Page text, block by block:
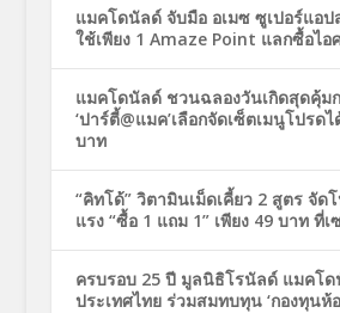
แมคโดนัลด์ จับมือ อเมซ ซูเปอร์แอ
ใช้เพียง 1 Amaze Point แลกซื้อไอ
แมคโดนัลด์ ชวนฉลองวันเกิดสุดคุ้ม
‘ปาร์ตี้@แมค’เลือกจัดเซ็ตเมนูโปรดไ
บาท
“คิทโด้” วิตามินเม็ดเคี้ยว 2 สูตร จัด
แรง “ซื้อ 1 แถม 1” เพียง 49 บาท ที่เ
ครบรอบ 25 ปี มูลนิธิโรนัลด์ แมคโด
ประเทศไทย ร่วมสมทบทุน ‘กองทุนห้